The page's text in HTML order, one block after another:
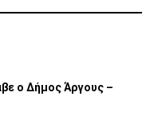
o Δήμος Άργους –